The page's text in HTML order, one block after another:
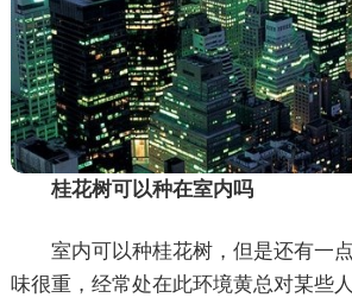
桂花树可以种在室内吗
室内可以种桂花树，但是还有一
味很重，经常处在此环境黄总对某些